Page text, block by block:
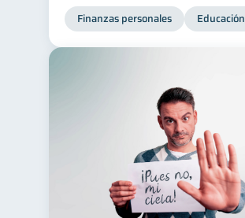
Finanzas personales